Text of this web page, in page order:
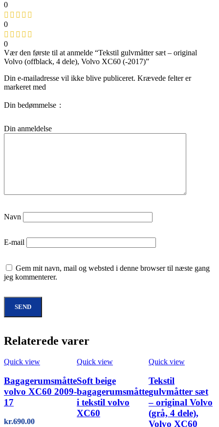
0
0
0
Vær den første til at anmelde “Tekstil gulvmåtter sæt – original
Volvo (offblack, 4 dele), Volvo XC60 (-2017)”
Din e-mailadresse vil ikke blive publiceret. Krævede felter er
markeret med
Din bedømmelse
Din anmeldelse
Navn
E-mail
Gem mit navn, mail og websted i denne browser til næste gang
jeg kommenterer.
Relaterede varer
Quick view
Bagagerumsmåtte
volvo XC60 2009-
17
kr.690.00
Quick view
Soft beige
bagagerumsmåtte
i tekstil volvo
XC60
Quick view
Tekstil
gulvmåtter sæt
– original Volvo
(grå, 4 dele),
Volvo XC60